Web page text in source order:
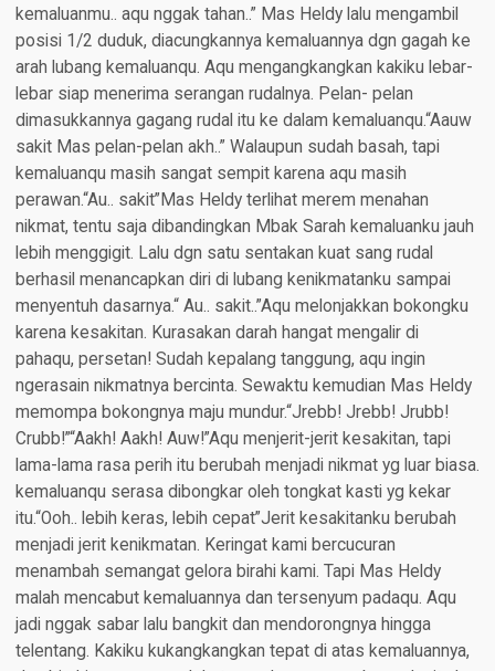
kemaluanmu.. aqu nggak tahan..” Mas Heldy lalu mengambil
posisi 1/2 duduk, diacungkannya kemaluannya dgn gagah ke
arah lubang kemaluanqu. Aqu mengangkangkan kakiku lebar-
lebar siap menerima serangan rudalnya. Pelan- pelan
dimasukkannya gagang rudal itu ke dalam kemaluanqu.“Aauw
sakit Mas pelan-pelan akh..” Walaupun sudah basah, tapi
kemaluanqu masih sangat sempit karena aqu masih
perawan.“Au.. sakit”Mas Heldy terlihat merem menahan
nikmat, tentu saja dibandingkan Mbak Sarah kemaluanku jauh
lebih menggigit. Lalu dgn satu sentakan kuat sang rudal
berhasil menancapkan diri di lubang kenikmatanku sampai
menyentuh dasarnya.“ Au.. sakit..”Aqu melonjakkan bokongku
karena kesakitan. Kurasakan darah hangat mengalir di
pahaqu, persetan! Sudah kepalang tanggung, aqu ingin
ngerasain nikmatnya bercinta. Sewaktu kemudian Mas Heldy
memompa bokongnya maju mundur.“Jrebb! Jrebb! Jrubb!
Crubb!”“Aakh! Aakh! Auw!”Aqu menjerit-jerit kesakitan, tapi
lama-lama rasa perih itu berubah menjadi nikmat yg luar biasa.
kemaluanqu serasa dibongkar oleh tongkat kasti yg kekar
itu.“Ooh.. lebih keras, lebih cepat”Jerit kesakitanku berubah
menjadi jerit kenikmatan. Keringat kami bercucuran
menambah semangat gelora birahi kami. Tapi Mas Heldy
malah mencabut kemaluannya dan tersenyum padaqu. Aqu
jadi nggak sabar lalu bangkit dan mendorongnya hingga
telentang. Kakiku kukangkangkan tepat di atas kemaluannya,